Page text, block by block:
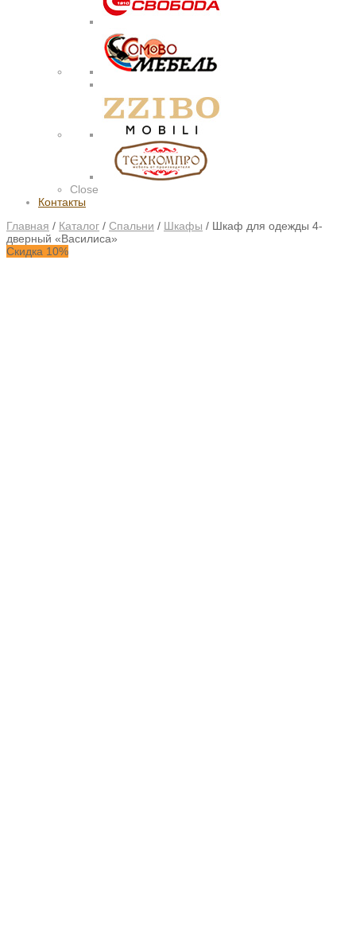
Close
Контакты
Главная / Каталог / Спальни / Шкафы / Шкаф для одежды 4-
дверный «Василиса»
Скидка 10%